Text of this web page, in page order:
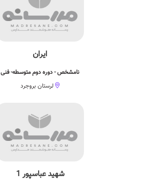
ایران
نامشخص - دوره دوم متوسطه- فنی
لرستان بروجرد
شهید عباسپور 1